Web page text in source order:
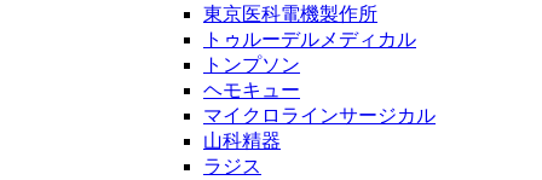
東京医科電機製作所
トゥルーデルメディカル
トンプソン
ヘモキュー
マイクロラインサージカル
山科精器
ラジス